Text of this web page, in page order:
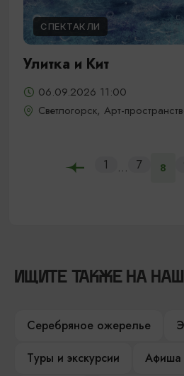
СПЕКТАКЛИ
Улитка и Кит
06.09.2026 11:00
Светлогорск, Арт-
1 ... 7 8
ИЩИТЕ ТАКЖЕ НА
Серебряное ожерелье
Туры и экскурсии
Афиша